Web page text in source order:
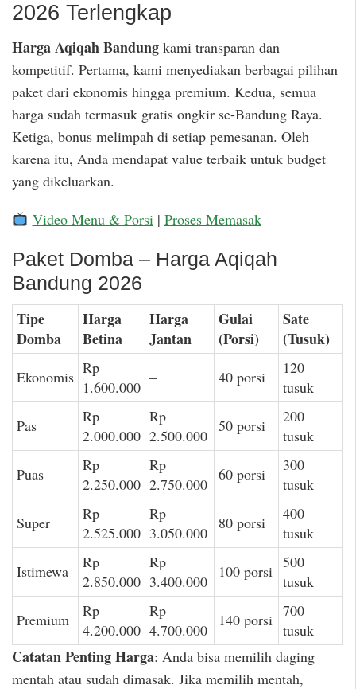
2026 Terlengkap
Harga Aqiqah Bandung kami transparan dan
kompetitif. Pertama, kami menyediakan berbagai pilihan
paket dari ekonomis hingga premium. Kedua, semua
harga sudah termasuk gratis ongkir se-Bandung Raya.
Ketiga, bonus melimpah di setiap pemesanan. Oleh
karena itu, Anda mendapat value terbaik untuk budget
yang dikeluarkan.
Video Menu & Porsi| Proses Memasak
Paket Domba – Harga Aqiqah
Bandung 2026
Tipe
Domba
Harga
Betina
Harga
Jantan
Gulai
(Porsi)
Sate
(Tusuk)
Ekonomis Rp
1.600.000
– 40 porsi
120
tusuk
Pas
Rp
2.000.000
Rp
2.500.000
50 porsi
200
tusuk
Puas
Rp
2.250.000
Rp
2.750.000
60 porsi
300
tusuk
Super
Rp
2.525.000
Rp
3.050.000
80 porsi
400
tusuk
Istimewa
Rp
2.850.000
Rp
3.400.000
100 porsi 500
tusuk
Premium
Rp
4.200.000
Rp
4.700.000
140 porsi 700
tusuk
Catatan Penting Harga: Anda bisa memilih daging
mentah atau sudah dimasak. Jika memilih mentah,